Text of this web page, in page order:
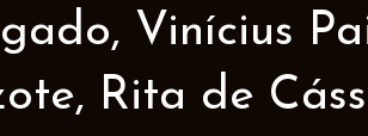
Vinícius
Rita de